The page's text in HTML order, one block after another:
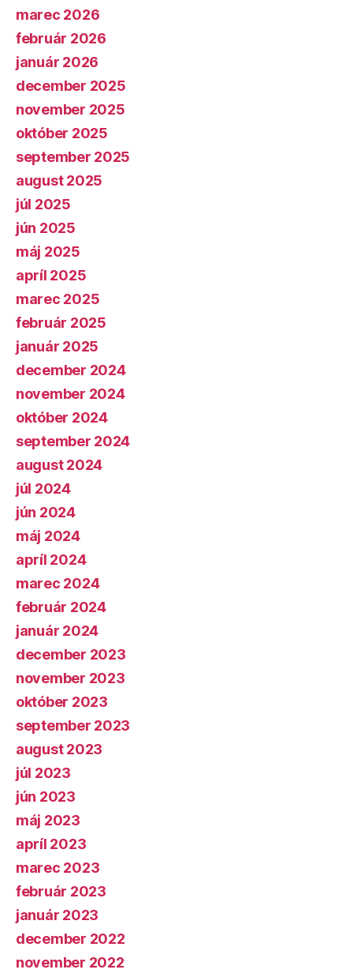
marec 2026
február 2026
január 2026
december 2025
november 2025
október 2025
september 2025
august 2025
júl 2025
jún 2025
máj 2025
apríl 2025
marec 2025
február 2025
január 2025
december 2024
november 2024
október 2024
september 2024
august 2024
júl 2024
jún 2024
máj 2024
apríl 2024
marec 2024
február 2024
január 2024
december 2023
november 2023
október 2023
september 2023
august 2023
júl 2023
jún 2023
máj 2023
apríl 2023
marec 2023
február 2023
január 2023
december 2022
november 2022